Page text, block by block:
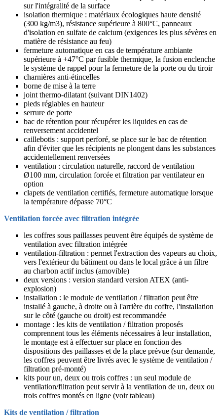
sur l'intégralité de la surface
isolation thermique : matériaux écologiques haute densité
(300 kg/m3), résistance supérieure à 800°C, panneaux
d'isolation en sulfate de calcium (exigences les plus sévères en
matière de résistance au feu)
fermeture automatique en cas de température ambiante
supérieure à +47°C par fusible thermique, la fusion enclenche
le système de rappel pour la fermeture de la porte ou du tiroir
charnières anti-étincelles
borne de mise à la terre
joint thermo-dilatant (suivant DIN1402)
pieds réglables en hauteur
serrure de porte
bac de rétention pour récupérer les liquides en cas de
renversement accidentel
caillebotis : support perforé, se place sur le bac de rétention
afin d'éviter que les récipients ne plongent dans les substances
accidentellement renversées
ventilation : circulation naturelle, raccord de ventilation
Ø100 mm, circulation forcée et filtration par ventilateur en
option
clapets de ventilation certifiés, fermeture automatique lorsque
la température dépasse 70°C
Ventilation forcée avec filtration intégrée
les coffres sous paillasses peuvent être équipés de système de
ventilation avec filtration intégrée
ventilation-filtration : permet l'extraction des vapeurs au choix,
vers l'extérieur du bâtiment ou dans le local grâce à un filtre
au charbon actif inclus (amovible)
deux versions : version standard version ATEX (anti-
explosion)
installation : le module de ventilation / filtration peut être
installé à gauche, à droite ou à l'arrière du coffre, l'installation
sur le côté (gauche ou droit) est recommandée
montage : les kits de ventilation / filtration proposés
comprennent tous les éléments nécessaires à leur installation,
le montage est à effectuer sur place en fonction des
dispositions des paillasses et de la place prévue (sur demande,
les coffres peuvent être livrés avec le système de ventilation /
filtration pré-monté)
kits pour un, deux ou trois coffres : un seul module de
ventilation/filtration peut servir à la ventilation de un, deux ou
trois coffres montés en ligne (voir tableau)
Kits de ventilation / filtration